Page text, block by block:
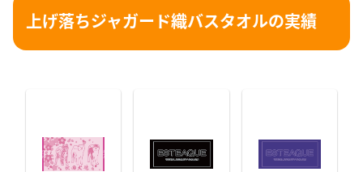
上げ落ちジャガード織バスタオルの実績